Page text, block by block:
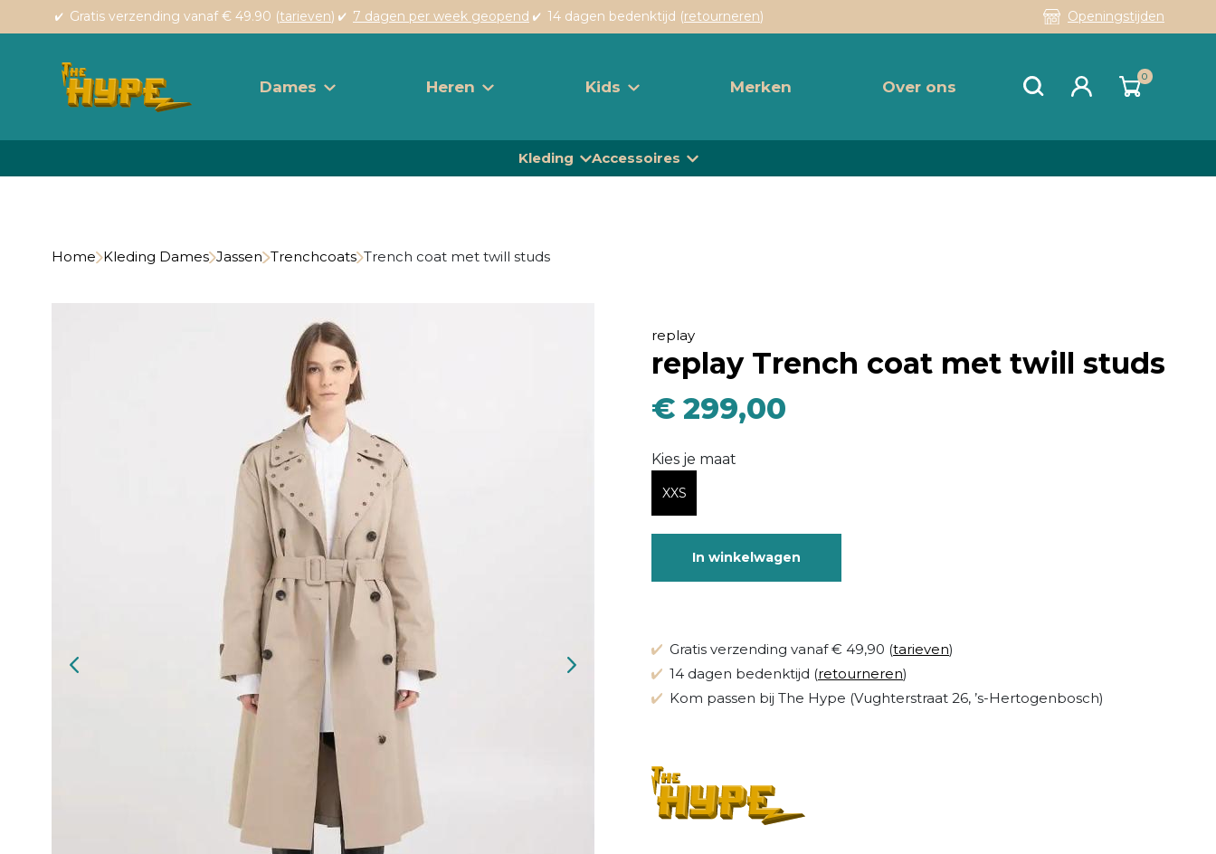
Gratis verzending vanaf € 49.90 (tarieven) 7 dagen per week geopend 14 dagen bedenktijd (retourneren) Openingstijden
Dames Heren Kids Merken Over ons
0
Kleding Accessoires
Home Kleding Dames Jassen Trenchcoats Trench coat met twill studs
replay
replay Trench coat met twill studs
€ 299,00
Kies je maat
XXS
In winkelwagen
Gratis verzending vanaf € 49,90 (tarieven)
14 dagen bedenktijd (retourneren)
Kom passen bij The Hype (Vughterstraat 26, ’s-Hertogenbosch)